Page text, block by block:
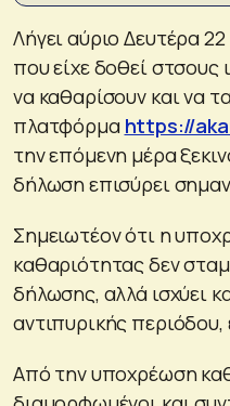
Λήγει αύριο Δευτέρα
που είχε δοθεί στσους
να καθαρίσουν και να
πλατφόρμα https://
την επόμενη μέρα
δήλωση επισύρει
Σημειωτέον ότι η
καθαριότητας δεν
δήλωσης, αλλά ισχύει
αντιπυρικής
Από την υποχρέωση